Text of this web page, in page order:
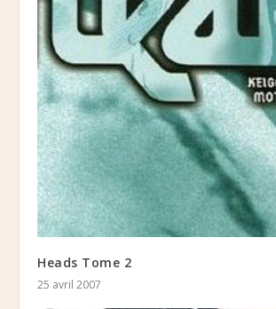
Heads Tome 2
25 avril 2007